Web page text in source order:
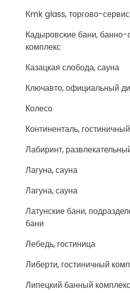
Кmk glass, торгово-
Кадыровские бани,
комплекс
Казацкая слобода, сауна
Ключавто, официальный
Колесо
Континенталь,
Лабиринт,
Лагуна, сауна
Лагуна, сауна
Латунские бани,
бани
Лебедь, гостиница
Либерти, гостиничный
Липецкий банный